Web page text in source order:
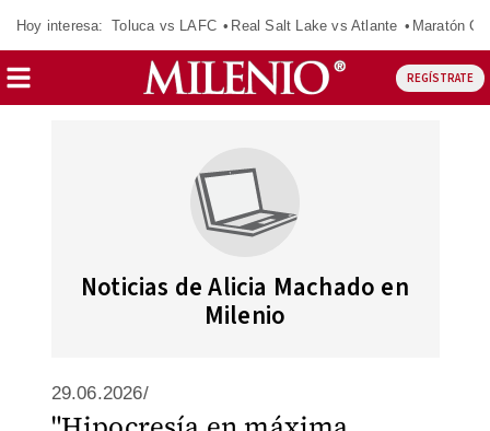
Hoy interesa: Toluca vs LAFC Real Salt Lake vs Atlante Maratón
REGÍSTRATE
Noticias de Alicia Machado en
Milenio
29.06.2026/